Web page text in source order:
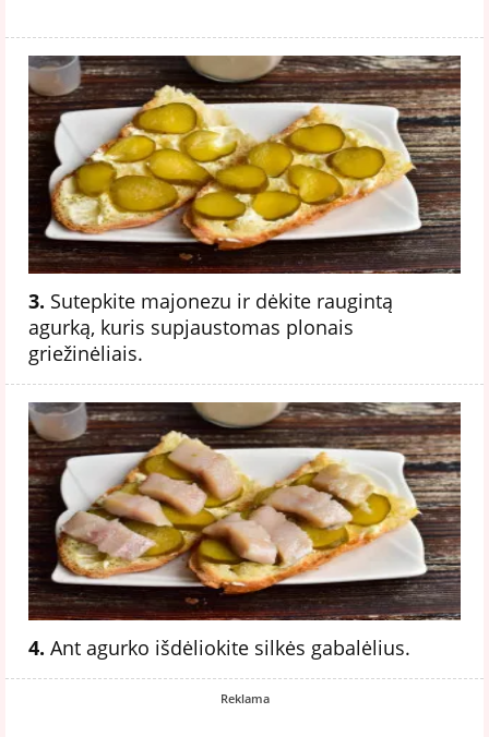
3. Sutepkite majonezu ir dėkite raugintą
agurką, kuris supjaustomas plonais
griežinėliais.
4. Ant agurko išdėliokite silkės gabalėlius.
Reklama